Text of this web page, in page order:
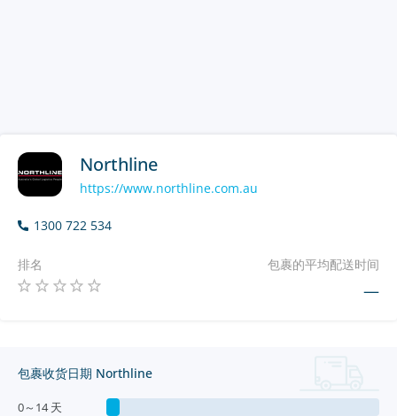
Northline
https://www.northline.com.au
1300 722 534
排名 包裹的平均配送时间
—
包裹收货日期 Northline
0～14 天